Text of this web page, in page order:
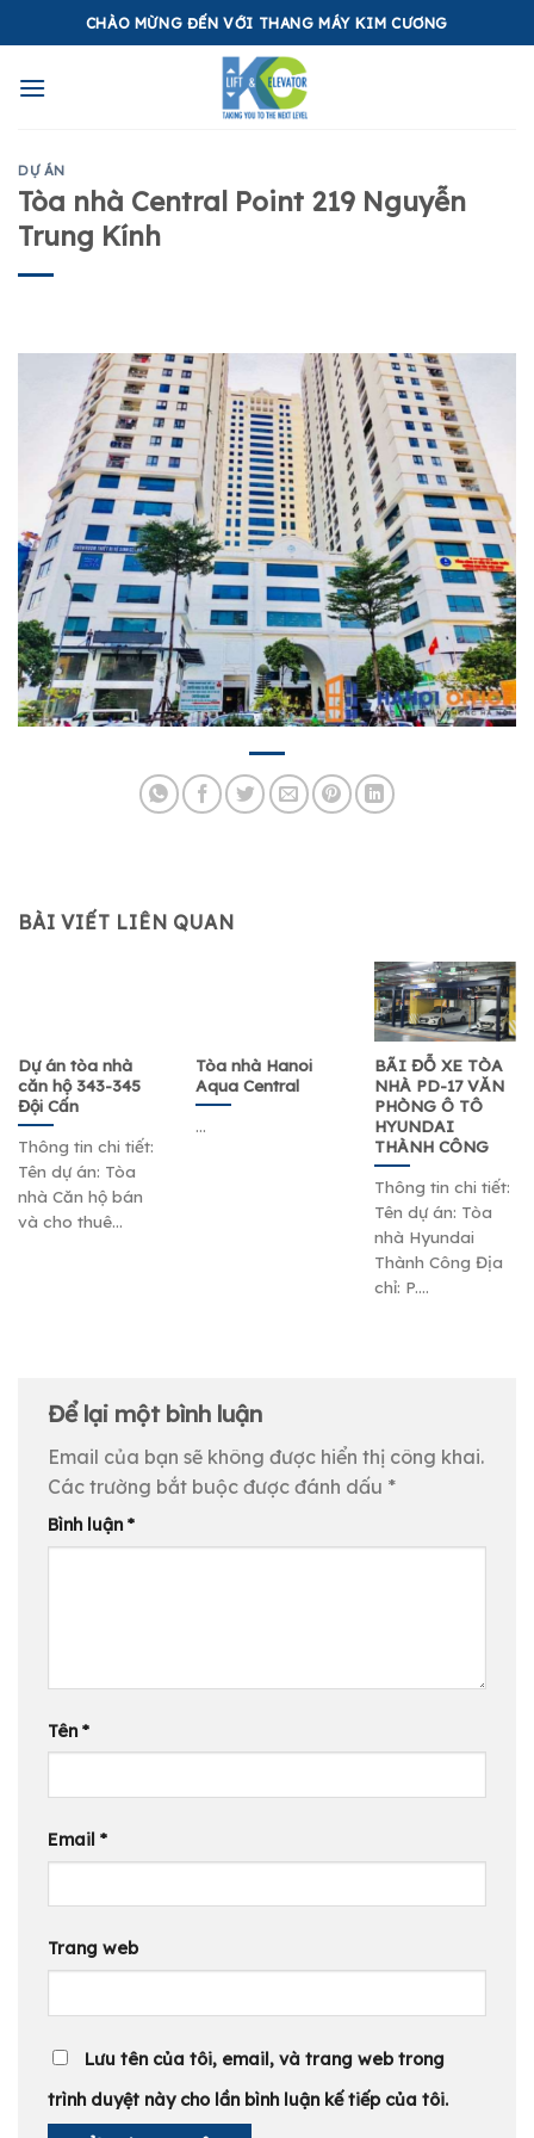
to
CHÀO MỪNG ĐẾN VỚI THANG MÁY KIM CƯƠNG
DỰ ÁN
Tòa nhà Central Point 219 Nguyễn
Trung Kính
BÀI VIẾT LIÊN QUAN
Dự án tòa nhà
căn hộ 343-345
Đội Cấn
Thông tin chi tiết:
Tên dự án: Tòa
nhà Căn hộ bán
và cho thuê...
Tòa nhà Hanoi
Aqua Central
...
BÃI ĐỖ XE TÒA
NHÀ PD-17 VĂN
PHÒNG Ô TÔ
HYUNDAI
THÀNH CÔNG
Thông tin chi tiết:
Tên dự án: Tòa
nhà Hyundai
Thành Công Địa
chỉ: P....
Để lại một bình luận
Email của bạn sẽ không được hiển thị công khai.
Các trường bắt buộc được đánh dấu *
Bình luận *
Tên *
Email *
Trang web
Lưu tên của tôi, email, và trang web trong
trình duyệt này cho lần bình luận kế tiếp của tôi.